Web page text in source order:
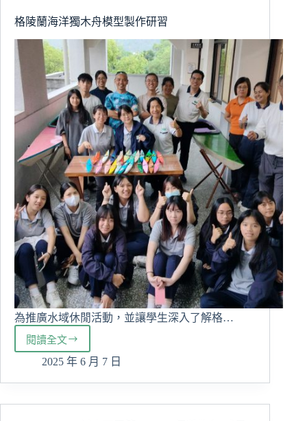
育
畫
（iGER
計
畫）
行
動
諮
詢
訪
視
格陵蘭海洋獨木舟模型製作研習
為推廣水域休閒活動，並讓學生深入了解格…
閱讀全文
格
陵
洋
2025 年 6 月 7 日